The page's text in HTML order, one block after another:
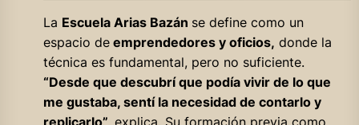
La Escuela Arias Bazán se define como un
espacio deemprendedores y oficios, donde la
técnica es fundamental, pero no suficiente.
“Desde que descubrí que podía vivir de lo que
me gustaba, sentí la necesidad de contarlo y